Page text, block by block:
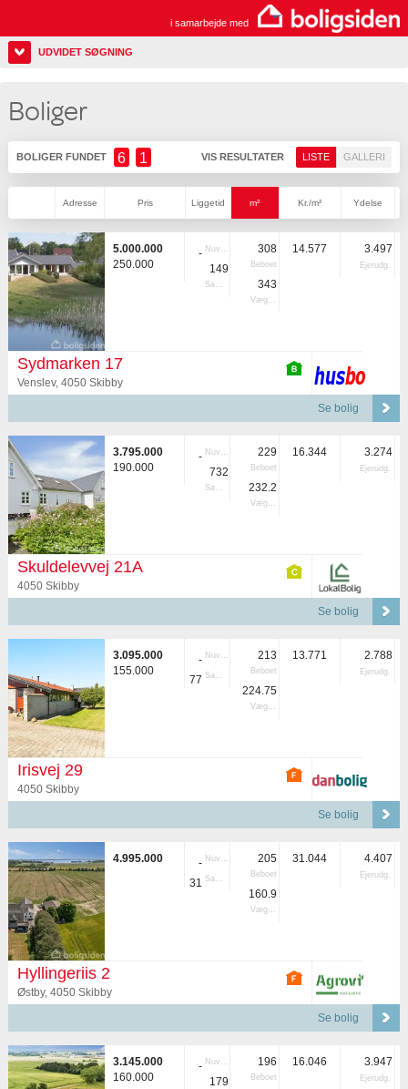
i samarbejde med
UDVIDET SØGNING
Boliger
BOLIGER FUNDET 6 1 VIS RESULTATER LISTE GALLERI
Adresse Pris Liggetid m² Kr./m² Ydelse
5.000.000
250.000
- Nuvær.
149
Samlet
308
Beboet
343
Vægtet
14.577 3.497
Ejerudg.
Sydmarken 17
Venslev, 4050 Skibby
Se bolig
3.795.000
190.000
- Nuvær.
732
Samlet
229
Beboet
232.2
Vægtet
16.344 3.274
Ejerudg.
Skuldelevvej 21A
4050 Skibby
Se bolig
3.095.000
155.000
- Nuvær.
77 Samlet
213
Beboet
224.75
Vægtet
13.771 2.788
Ejerudg.
Irisvej 29
4050 Skibby
Se bolig
4.995.000 - Nuvær.
31 Samlet
205
Beboet
160.9
Vægtet
31.044 4.407
Ejerudg.
Hyllingeriis 2
Østby, 4050 Skibby
Se bolig
3.145.000
160.000
- Nuvær.
179
196
Beboet
16.046 3.947
Ejerudg.